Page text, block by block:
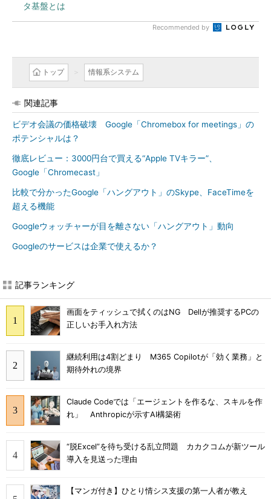
タ基盤とは
Recommended by
トップ 情報系システム
関連記事
ビデオ会議の価格破壊 Google「Chromebox for meetings」の
ポテンシャルは？
徹底レビュー：3000円台で買える“Apple TVキラー”、
Google「Chromecast」
比較で分かったGoogle「ハングアウト」のSkype、FaceTimeを
超える機能
Googleウォッチャーが目を離さない「ハングアウト」動向
Googleのサービスは企業で使えるか？
記事ランキング
画面をティッシュで拭くのはNG Dellが推奨するPCの
正しいお手入れ方法
継続利用は4割どまり M365 Copilotが「効く業務」と
期待外れの境界
Claude Codeでは「エージェントを作るな、スキルを作
れ」 Anthropicが示すAI構築術
“脱Excel”を待ち受ける乱立問題 カカクコムが新ツール
導入を見送った理由
【マンガ付き】ひとり情シス支援の第一人者が教え